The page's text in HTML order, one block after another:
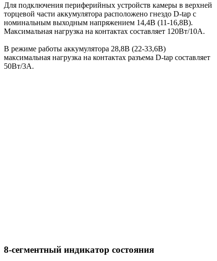
Для подключения периферийных устройств камеры в верхней
торцевой части аккумулятора расположено гнездо D-tap с
номинальным выходным напряжением 14,4В (11-16,8В).
Максимальная нагрузка на контактах составляет 120Вт/10А.
В режиме работы аккумулятора 28,8В (22-33,6В)
максимальная нагрузка на контактах разъема D-tap составляет
50Вт/3А.
8-сегментный индикатор состояния